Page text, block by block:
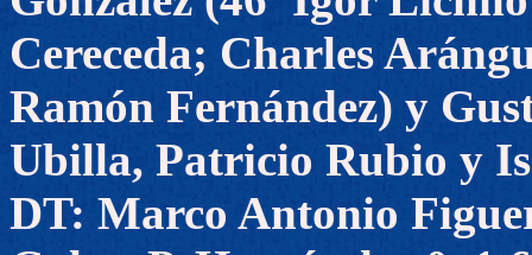
Cereceda; Charles
Ramón Fernández) y
Ubilla, Patricio Rubio y
DT: Marco Antonio